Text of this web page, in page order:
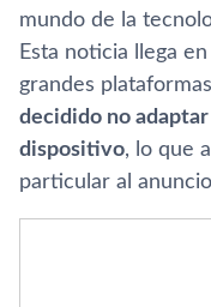
mundo de la
Esta noticia llega
grandes
decidido no
dispositivo, lo que
particular al